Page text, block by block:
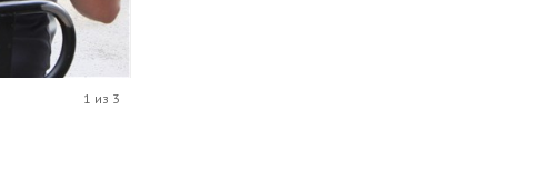
1 из 3